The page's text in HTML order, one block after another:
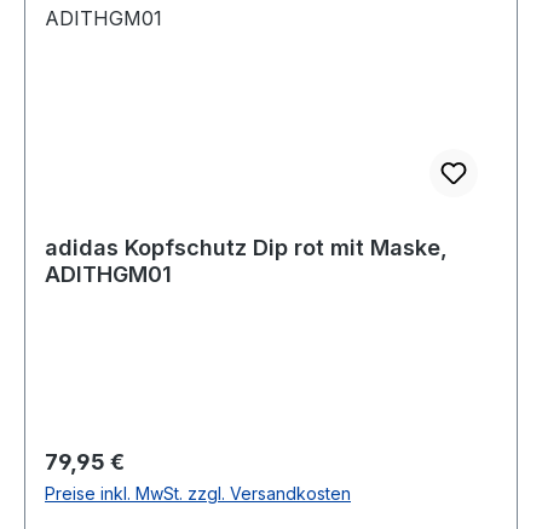
adidas Kopfschutz Dip rot mit Maske,
ADITHGM01
Regulärer Preis:
79,95 €
Preise inkl. MwSt. zzgl. Versandkosten